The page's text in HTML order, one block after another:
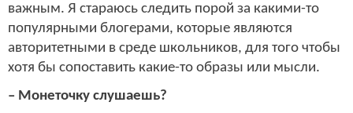
важным. Я стараюсь следить порой за какими-то
популярными блогерами, которые являются
авторитетными в среде школьников, для того чтобы
хотя бы сопоставить какие-то образы или мысли.
– Монеточку слушаешь?